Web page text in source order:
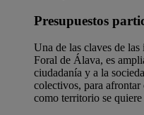
Presupuestos
Una de las claves de
Foral de Álava, es
ciudadanía y a la
colectivos, para
como territorio se quiere